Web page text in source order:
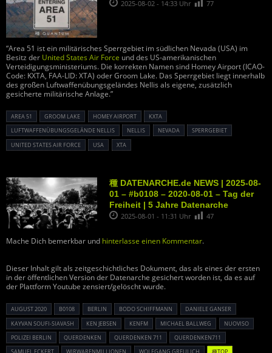
2025-08-02 - 14:33 Uhr 77
“Area 51 ist ein militärisches Sperrgebiet im südlichen Nevada (USA) im
Besitz der United States Air Force und des US-amerikanischen
Verteidigungsministeriums. Die korrekten Namen sind Homey Airport (ICAO-
Code: KXTA, FAA-LID: XTA) oder Groom Lake. Das Sperrgebiet liegt innerhalb
des großen Luftwaffenübungsgeländes Nellis als eigene, zusätzlich
gesicherte militärische Anlage.”
AREA 51 GROOM LAKE HOMEY AIRPORT
KXTA
LUFTWAFFENÜBUNGSGELÄNDE NELLIS
NELLIS NEVADA
SPERRGEBIET
UNITED STATES AIR FORCE
USA XTA
種 DATENARCHE.de NEWS | 2025-08-
01 – #b0108 – 2020-08-01 – Tag der
Freiheit | 5 Jahre Datenarche
2025-08-01 - 11:31 Uhr 47
Mache Dich bemerkbar und hinterlasse einen Kommentar.
Dieser Inhalt gilt als zeitgeschichtliches Dokument, das als eines der ersten
in der öffentlichen Version der Datenarche gesichert worden ist, da es auf
der Plattform Youtube zensiert/gelöscht wurde.
AUGUST 2020 B0108 BERLIN BODO SCHIFFMANN
DANIELE GANSER
KAYVAN SOUFI-SIAVASH
KEN JEBSEN KENFM MICHAEL BALLWEG
NUOVISO
POLIZEI BERLIN
QUERDENKEN QUERDENKEN 711
QUERDENKEN711